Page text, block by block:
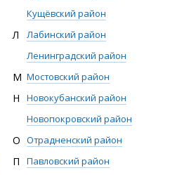
Кущёвский район
Л
Лабинский район
Ленинградский район
М Мостовский район
Н
Новокубанский район
Новопокровский район
О Отрадненский район
П
Павловский район